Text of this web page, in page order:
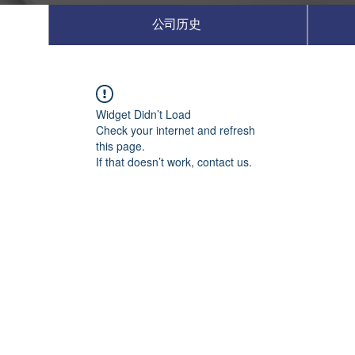
公司历史
Widget Didn’t Load
Check your internet and refresh
this page.
If that doesn’t work, contact us.